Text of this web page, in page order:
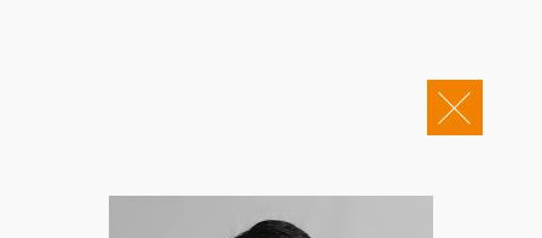
康桥人员
Copyright © 2011-2026 康桥律师事务所